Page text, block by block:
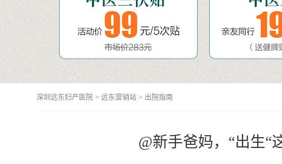
深圳远东妇产医院 > 远东营销站 > 出院指南
@新手爸妈，“出生“